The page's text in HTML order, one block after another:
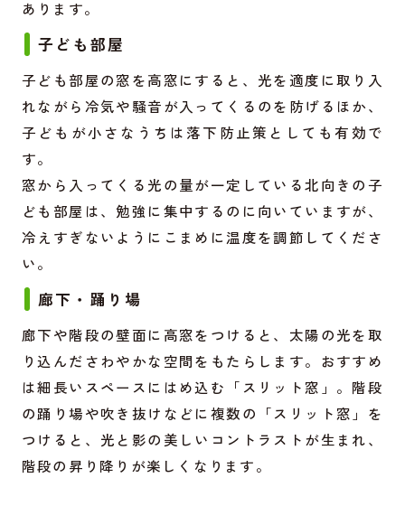
あります。
子ども部屋
子ども部屋の窓を高窓にすると、光を適度に取り入
れながら冷気や騒音が入ってくるのを防げるほか、
子どもが小さなうちは落下防止策としても有効で
す。
窓から入ってくる光の量が一定している北向きの子
ども部屋は、勉強に集中するのに向いていますが、
冷えすぎないようにこまめに温度を調節してくださ
い。
廊下・踊り場
廊下や階段の壁面に高窓をつけると、太陽の光を取
り込んださわやかな空間をもたらします。おすすめ
は細長いスペースにはめ込む「スリット窓」。階段
の踊り場や吹き抜けなどに複数の「スリット窓」を
つけると、光と影の美しいコントラストが生まれ、
階段の昇り降りが楽しくなります。